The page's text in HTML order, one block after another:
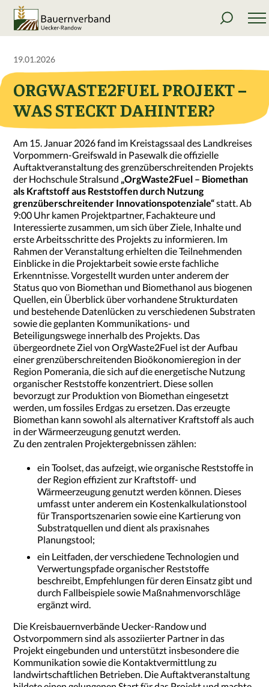
19.01.2026
ORGWASTE2FUEL PROJEKT –
WAS STECKT DAHINTER?
Am 15. Januar 2026 fand im Kreistagssaal des Landkreises
Vorpommern-Greifswald in Pasewalk die offizielle
Auftaktveranstaltung des grenzüberschreitenden Projekts
der Hochschule Stralsund „OrgWaste2Fuel – Biomethan
als Kraftstoff aus Reststoffen durch Nutzung
grenzüberschreitender Innovationspotenziale“statt. Ab
9:00 Uhr kamen Projektpartner, Fachakteure und
Interessierte zusammen, um sich über Ziele, Inhalte und
erste Arbeitsschritte des Projekts zu informieren. Im
Rahmen der Veranstaltung erhielten die Teilnehmenden
Einblicke in die Projektarbeit sowie erste fachliche
Erkenntnisse. Vorgestellt wurden unter anderem der
Status quo von Biomethan und Biomethanol aus biogenen
Quellen, ein Überblick über vorhandene Strukturdaten
und bestehende Datenlücken zu verschiedenen Substraten
sowie die geplanten Kommunikations- und
Beteiligungswege innerhalb des Projekts. Das
übergeordnete Ziel von OrgWaste2Fuel ist der Aufbau
einer grenzüberschreitenden Bioökonomieregion in der
Region Pomerania, die sich auf die energetische Nutzung
organischer Reststoffe konzentriert. Diese sollen
bevorzugt zur Produktion von Biomethan eingesetzt
werden, um fossiles Erdgas zu ersetzen. Das erzeugte
Biomethan kann sowohl als alternativer Kraftstoff als auch
in der Wärmeerzeugung genutzt werden.
Zu den zentralen Projektergebnissen zählen:
ein Toolset, das aufzeigt, wie organische Reststoffe in
der Region effizient zur Kraftstoff- und
Wärmeerzeugung genutzt werden können. Dieses
umfasst unter anderem ein Kostenkalkulationstool
für Transportszenarien sowie eine Kartierung von
Substratquellen und dient als praxisnahes
Planungstool;
ein Leitfaden, der verschiedene Technologien und
Verwertungspfade organischer Reststoffe
beschreibt, Empfehlungen für deren Einsatz gibt und
durch Fallbeispiele sowie Maßnahmenvorschläge
ergänzt wird.
Die Kreisbauernverbände Uecker-Randow und
Ostvorpommern sind als assoziierter Partner in das
Projekt eingebunden und unterstützt insbesondere die
Kommunikation sowie die Kontaktvermittlung zu
landwirtschaftlichen Betrieben. Die Auftaktveranstaltung